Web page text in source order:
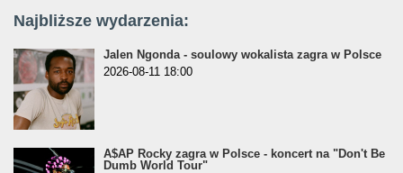
Najbliższe wydarzenia:
Jalen Ngonda - soulowy wokalista zagra w Polsce
2026-08-11 18:00
A$AP Rocky zagra w Polsce - koncert na "Don't Be
Dumb World Tour"